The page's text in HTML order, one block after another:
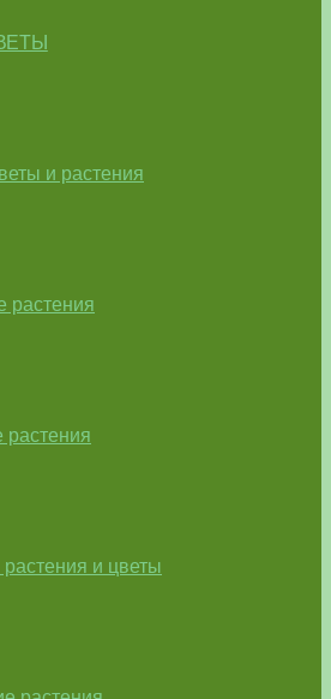
и растения
растения
растения
и цветы